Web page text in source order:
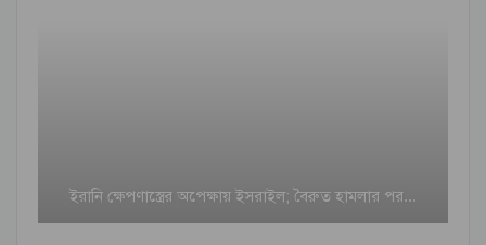
ইরানি ক্ষেপণাস্ত্রের অপেক্ষায় ইসরাইল; বৈরুত হামলার পর…